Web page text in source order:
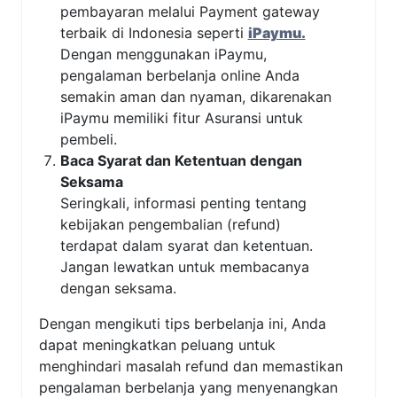
pembayaran melalui Payment gateway
terbaik di Indonesia seperti iPaymu.
Dengan menggunakan iPaymu,
pengalaman berbelanja online Anda
semakin aman dan nyaman, dikarenakan
iPaymu memiliki fitur Asuransi untuk
pembeli.
Baca Syarat dan Ketentuan dengan
Seksama
Seringkali, informasi penting tentang
kebijakan pengembalian (refund)
terdapat dalam syarat dan ketentuan.
Jangan lewatkan untuk membacanya
dengan seksama.
Dengan mengikuti tips berbelanja ini, Anda
dapat meningkatkan peluang untuk
menghindari masalah refund dan memastikan
pengalaman berbelanja yang menyenangkan